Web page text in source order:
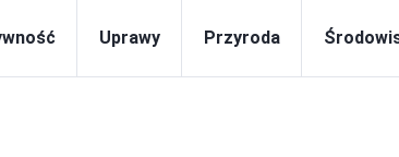
Uprawy Przyroda